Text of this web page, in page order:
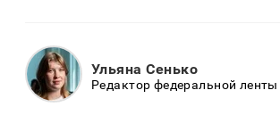
Ульяна Сенько
Редактор федеральной ленты